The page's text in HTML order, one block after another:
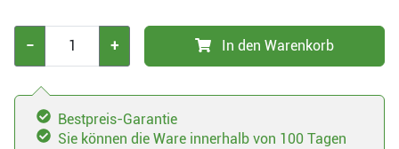
− + In den Warenkorb
Bestpreis-Garantie
Sie können die Ware innerhalb von 100 Tagen